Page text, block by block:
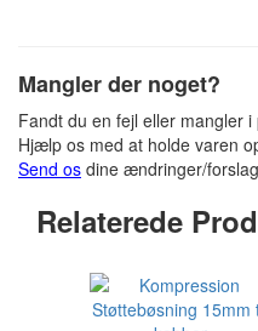
Mangler der noget?
Fandt du en fejl eller mangler
Hjælp os med at holde varen
Send os dine ændringer/
Relaterede